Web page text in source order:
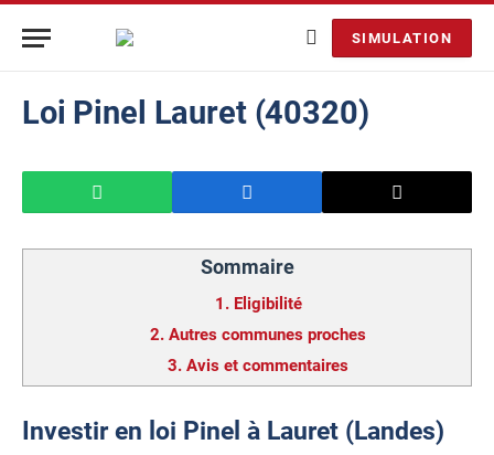
SIMULATION
Loi Pinel Lauret (40320)
Sommaire
1. Eligibilité
2. Autres communes proches
3. Avis et commentaires
Investir en loi Pinel à Lauret (Landes)